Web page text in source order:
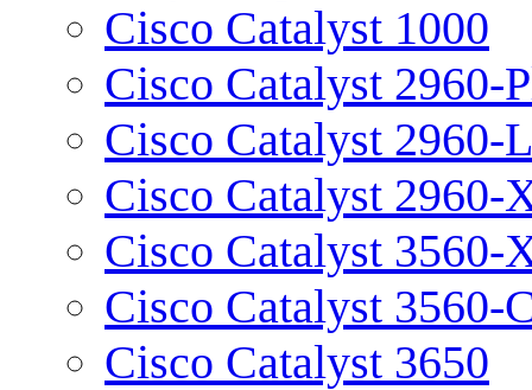
Cisco Catalyst 1000
Cisco Catalyst 2960-
Cisco Catalyst 2960-L
Cisco Catalyst 2960-
Cisco Catalyst 3560-
Cisco Catalyst 3560-
Cisco Catalyst 3650